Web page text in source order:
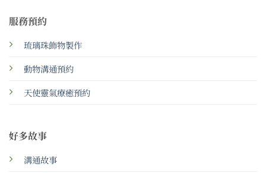
服務預約
琉璃珠飾物製作
動物溝通預約
天使靈氣療癒預約
好多故事
溝通故事